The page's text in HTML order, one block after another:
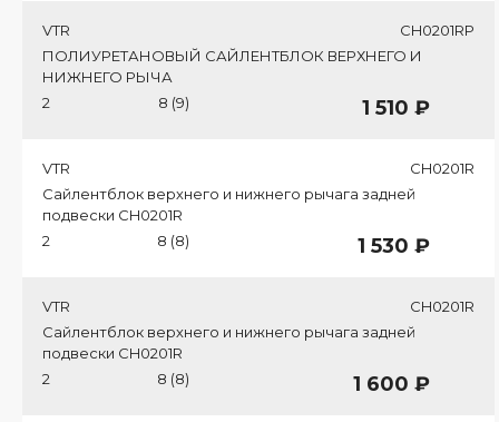
VTR
CH0201RP
ПОЛИУРЕТАНОВЫЙ САЙЛЕНТБЛОК ВЕРХНЕГО И
НИЖНЕГО РЫЧА
2
8 (9) 1 510 ₽
VTR
CH0201R
Сайлентблок верхнего и нижнего рычага задней
подвески CH0201R
2
8 (8) 1 530 ₽
VTR
CH0201R
Сайлентблок верхнего и нижнего рычага задней
подвески CH0201R
2
8 (8) 1 600 ₽